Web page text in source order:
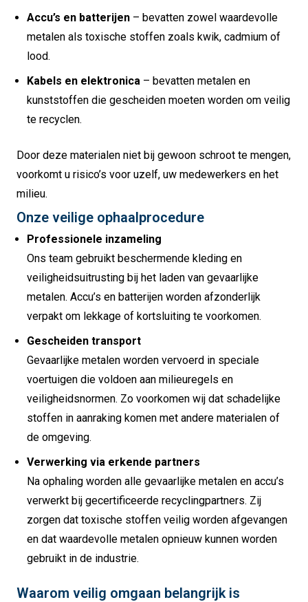
Accu’s en batterijen – bevatten zowel waardevolle
metalen als toxische stoffen zoals kwik, cadmium of
lood.
Kabels en elektronica – bevatten metalen en
kunststoffen die gescheiden moeten worden om veilig
te recyclen.
Door deze materialen niet bij gewoon schroot te mengen,
voorkomt u risico’s voor uzelf, uw medewerkers en het
milieu.
Onze veilige ophaalprocedure
Professionele inzameling
Ons team gebruikt beschermende kleding en
veiligheidsuitrusting bij het laden van gevaarlijke
metalen. Accu’s en batterijen worden afzonderlijk
verpakt om lekkage of kortsluiting te voorkomen.
Gescheiden transport
Gevaarlijke metalen worden vervoerd in speciale
voertuigen die voldoen aan milieuregels en
veiligheidsnormen. Zo voorkomen wij dat schadelijke
stoffen in aanraking komen met andere materialen of
de omgeving.
Verwerking via erkende partners
Na ophaling worden alle gevaarlijke metalen en accu’s
verwerkt bij gecertificeerde recyclingpartners. Zij
zorgen dat toxische stoffen veilig worden afgevangen
en dat waardevolle metalen opnieuw kunnen worden
gebruikt in de industrie.
Waarom veilig omgaan belangrijk is